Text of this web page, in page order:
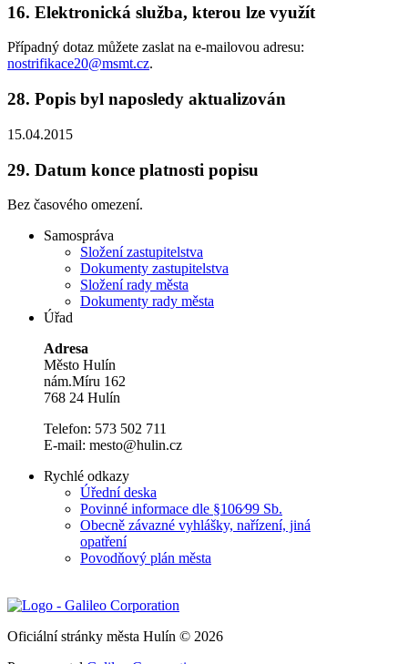
16. Elektronická služba, kterou lze využít
Případný dotaz můžete zaslat na e-mailovou adresu:
nostrifikace20@msmt.cz.
28. Popis byl naposledy aktualizován
15.04.2015
29. Datum konce platnosti popisu
Bez časového omezení.
Samospráva
Složení zastupitelstva
Dokumenty zastupitelstva
Složení rady města
Dokumenty rady města
Úřad
Adresa
Město Hulín
nám.Míru 162
768 24 Hulín
Telefon: 573 502 711
E-mail: mesto@hulin.cz
Rychlé odkazy
Úřední deska
Povinné informace dle §106⁄99 Sb.
Obecně závazné vyhlášky, nařízení, jiná
opatření
Povodňový plán města
Oficiální stránky města Hulín © 2026